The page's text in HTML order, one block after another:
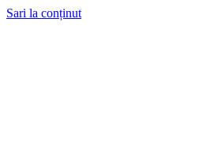
Sari la conținut